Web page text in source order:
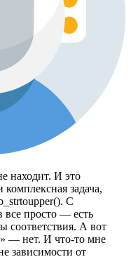
находит. И это
задача,
С
все просто — есть
соответствия. А вот
— нет. И что-то мне
зависимости от